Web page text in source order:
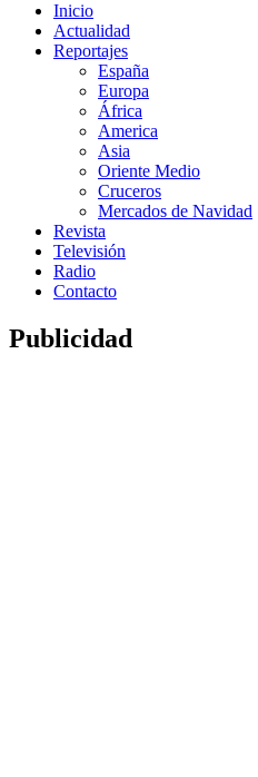
Inicio
Actualidad
Reportajes
España
Europa
África
America
Asia
Oriente Medio
Cruceros
Mercados de Navidad
Revista
Televisión
Radio
Contacto
Publicidad